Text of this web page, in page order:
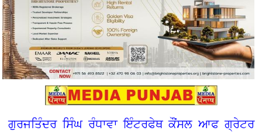
ਗੁਰਜਤਿੰਦਰ ਸਿੰਘ ਰੰਧਾਵਾ ਇੰਟਰਫੇਥ ਕੌਂਸਲ ਆਫ ਗ੍ਰੇਟਰ